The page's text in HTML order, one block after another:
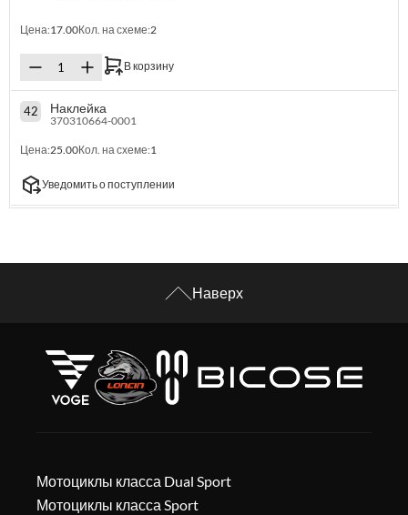
Цена:17.00Кол. на схеме:2
В корзину
42 Наклейка
370310664-0001
Цена:25.00Кол. на схеме:1
Уведомить о поступлении
Наверх
Мотоциклы класса Dual Sport
Мотоциклы класса Sport